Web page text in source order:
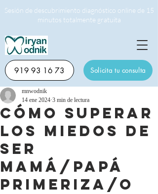
Solicita tu consulta
919 93 16 73
Sesión de descubrimiento diagnóstico online de 15
minutos totalmente gratuita
Cómo superar
los miedos de
ser
mamá/papá
primeriza/o
mnwodnik
14 ene 2024 3 min de lectura